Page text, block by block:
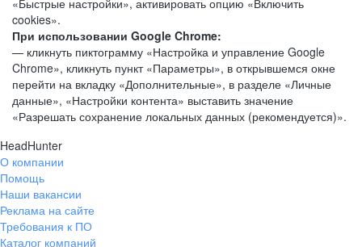
«Быстрые настройки», активировать опцию «Включить
cookies».
При использовании Google Chrome:
— кликнуть пиктограмму «Настройка и управление Google
Chrome», кликнуть пункт «Параметры», в открывшемся окне
перейти на вкладку «Дополнительные», в разделе «Личные
данные», «Настройки контента» выставить значение
«Разрешать сохранение локальных данных (рекомендуется)».
HeadHunter
О компании
Помощь
Наши вакансии
Реклама на сайте
Требования к ПО
Каталог компаний